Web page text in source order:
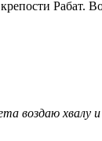
Рабат.
воздаю хвалу